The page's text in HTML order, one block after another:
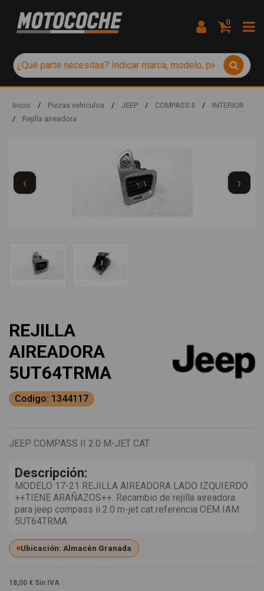
0
Inicio / Piezas vehículos / JEEP / COMPASS II /
INTERIOR
/
Rejilla aireadora
‹ ›
REJILLA
AIREADORA
5UT64TRMA
Codigo: 1344117
JEEP COMPASS II 2.0 M-JET CAT
Descripción:
MODELO 17-21 REJILLA AIREADORA LADO IZQUIERDO
++TIENE ARAÑAZOS++. Recambio de rejilla aireadora
para jeep compass ii 2.0 m-jet cat referencia OEM IAM
5UT64TRMA
Ubicación: Almacén Granada
18,00 € Sin IVA